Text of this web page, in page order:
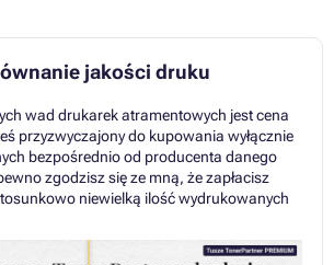
jakości druku
wad drukarek atramentowych jest cena
przyzwyczajony do kupowania wyłącznie
bezpośrednio od producenta danego
zgodzisz się ze mną, że zapłacisz
niewielką ilość wydrukowanych